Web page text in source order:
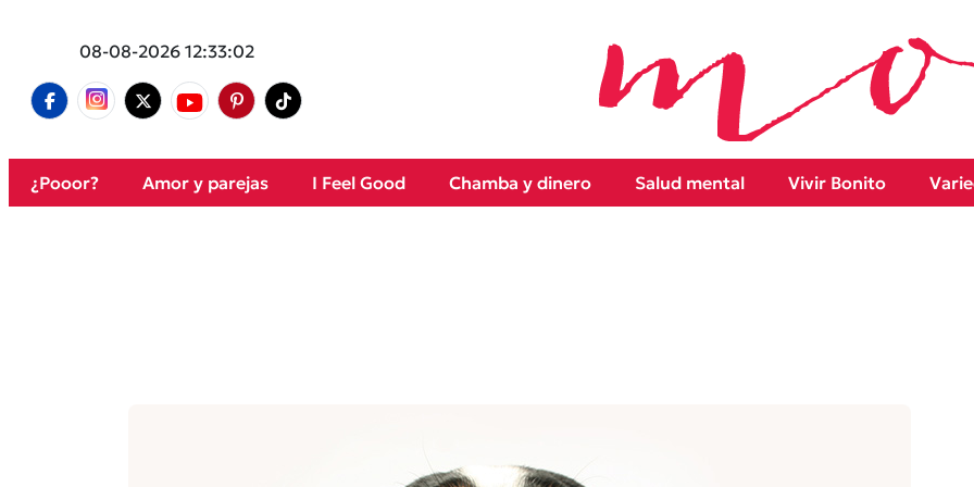
08-08-2026 12:33:02
¿Pooor? Amor y parejas I Feel Good Chamba y dinero Salud mental Vivir Bonito